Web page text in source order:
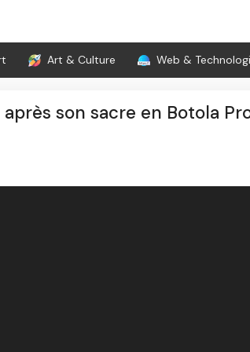
Art & Culture Web &
son sacre en Botola